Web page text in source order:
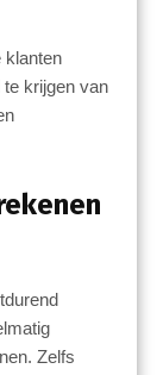
klanten
te krijgen van
Zelfs